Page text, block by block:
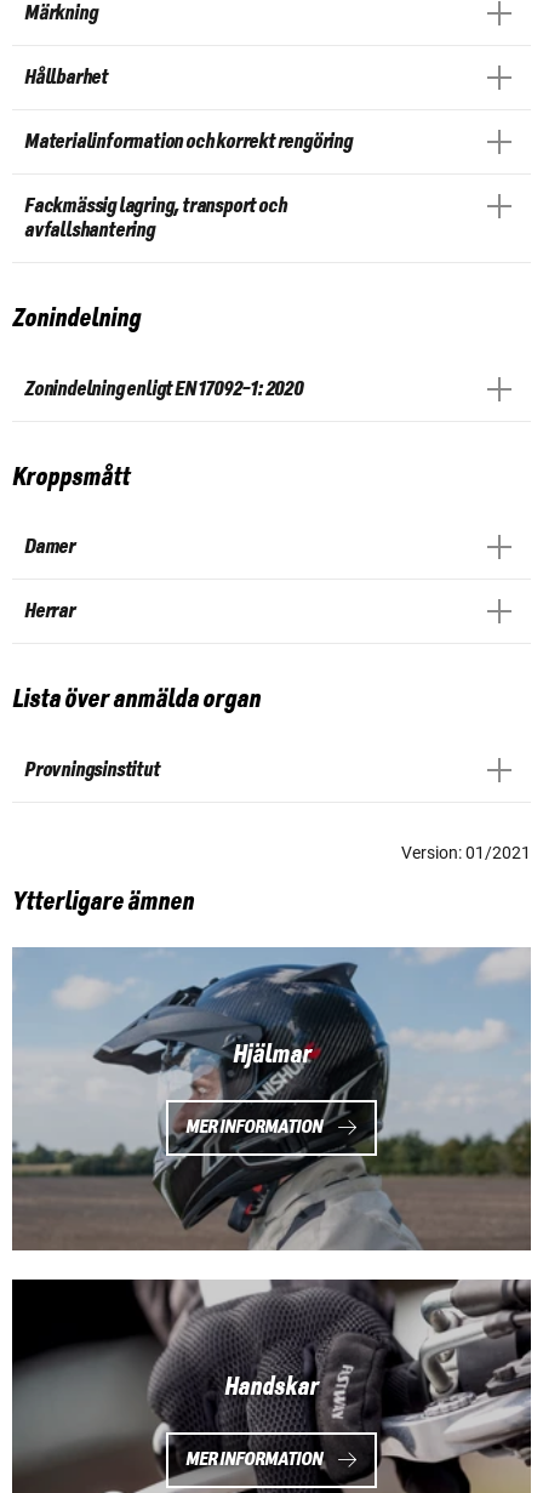
Märkning
Hållbarhet
Materialinformation och korrekt rengöring
Fackmässig lagring,transport och
avfallshantering
Zonindelning
Zonindelning enligt EN 17092-1: 2020
Kroppsmått
Damer
Herrar
Lista över anmälda organ
Provningsinstitut
Version: 01/2021
Ytterligare ämnen
Hjälmar
MER INFORMATION
Handskar
MER INFORMATION